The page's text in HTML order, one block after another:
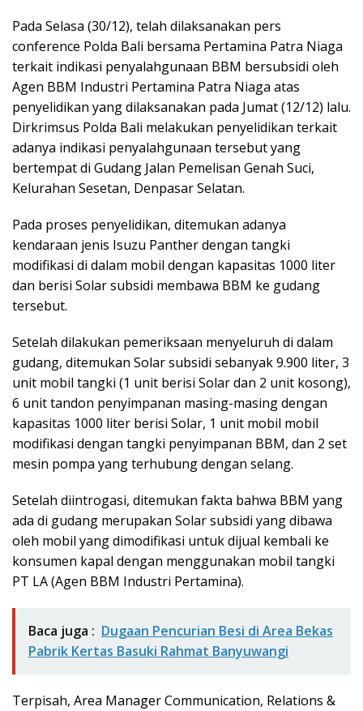
Pada Selasa (30/12), telah dilaksanakan pers
conference Polda Bali bersama Pertamina Patra Niaga
terkait indikasi penyalahgunaan BBM bersubsidi oleh
Agen BBM Industri Pertamina Patra Niaga atas
penyelidikan yang dilaksanakan pada Jumat (12/12) lalu.
Dirkrimsus Polda Bali melakukan penyelidikan terkait
adanya indikasi penyalahgunaan tersebut yang
bertempat di Gudang Jalan Pemelisan Genah Suci,
Kelurahan Sesetan, Denpasar Selatan.
Pada proses penyelidikan, ditemukan adanya
kendaraan jenis Isuzu Panther dengan tangki
modifikasi di dalam mobil dengan kapasitas 1000 liter
dan berisi Solar subsidi membawa BBM ke gudang
tersebut.
Setelah dilakukan pemeriksaan menyeluruh di dalam
gudang, ditemukan Solar subsidi sebanyak 9.900 liter, 3
unit mobil tangki (1 unit berisi Solar dan 2 unit kosong),
6 unit tandon penyimpanan masing-masing dengan
kapasitas 1000 liter berisi Solar, 1 unit mobil mobil
modifikasi dengan tangki penyimpanan BBM, dan 2 set
mesin pompa yang terhubung dengan selang.
Setelah diintrogasi, ditemukan fakta bahwa BBM yang
ada di gudang merupakan Solar subsidi yang dibawa
oleh mobil yang dimodifikasi untuk dijual kembali ke
konsumen kapal dengan menggunakan mobil tangki
PT LA (Agen BBM Industri Pertamina).
Baca juga : Dugaan Pencurian Besi di Area Bekas
Pabrik Kertas Basuki Rahmat Banyuwangi
Terpisah, Area Manager Communication, Relations &